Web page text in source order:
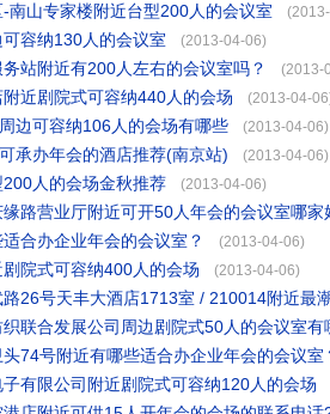
南山专家楼附近台型200人的会议室
容纳130人的会议室 (2013-04-06)
站附近有200人左右的会议室吗？ (2013-
近剧院式可容纳440人的会场 (2013-04-
边可容纳106人的会场有哪些 (2013-04-06)
承办年会的酒店推荐(南京站) (2013-04-06)
人的会场金秋推荐 (2013-04-06)
路营业厅附近可开50人年会的会议室哪家
合办企业年会的会议室？ (2013-04-06)
院式可容纳400人的会场 (2013-04-06)
26号天丰大酒店1713室 / 210014附近最
联合发展公司周边剧院式50人的会议室有
74号附近有哪些适合办企业年会的会议室
有限公司附近剧院式可容纳120人的会场